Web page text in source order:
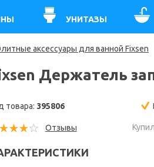
УНИТАЗЫ
аксессуары для ванной Fixsen
Держатель
товара: 395806
Отзывы